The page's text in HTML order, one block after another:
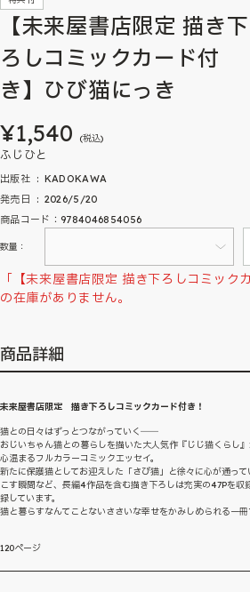
【未来屋書店限定 描き下
ろしコミックカード付
き】ひび猫にっき
¥1,540 (税込)
ふじひと
出版社 ‏ : ‎ KADOKAWA
発売日 ‏ : ‎ 2026/5/20
商品コード：9784046854056
数量：
「【未来屋書店限定 描き下ろしコミック
の在庫がありません。
商品詳細
未来屋書店限定 描き下ろしコミックカード付き！
猫との日々はずっとつながっていく――
おじいちゃん猫との暮らしを描いた大人気作『じじ猫くらし
心温まるフルカラーコミックエッセイ。
新たに保護猫としてお迎えした「さび猫」と徐々に心が通っ
こす瞬間など、長編4作品を含む描き下ろしは充実の47Pを
録しています。
猫と暮らすなんてことないささいな幸せをかみしめられる一冊
120ページ